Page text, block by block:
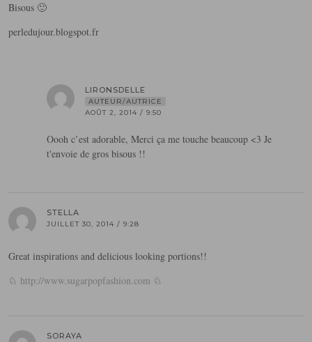
Bisous 🙂
perledujour.blogspot.fr
LIRONSDELLE
AUTEUR/AUTRICE
AOÛT 2, 2014 / 9:50
Oooh c’est adorable, Merci ça me touche beaucoup <3 Je
t'envoie de gros bisous !!
STELLA
JUILLET 30, 2014 / 9:28
Great inspirations and delicious looking portions!!
♘ http://www.sugarpopfashion.com ♘
SORAYA